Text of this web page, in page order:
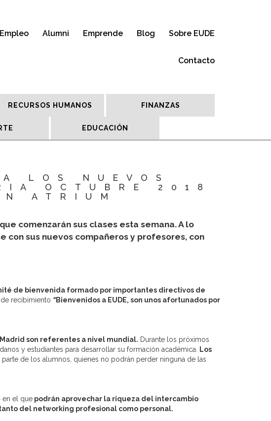
Empleo Alumni Emprende Blog Sobre EUDE
Contacto
RECURSOS HUMANOS FINANZAS
EDUCACIÓN
LOS NUEVOS
OCTUBRE 2018
ATRIUM
comenzarán sus clases esta semana. A lo
sus nuevos compañeros y profesores, con
de bienvenida formado por importantes directivos de
recibimiento “Bienvenidos a EUDE, son unos afortunados por
Madrid son referentes a nivel mundial. Durante los próximos
y estudiantes para desarrollar su formación académica.
Los
de los alumnos, quienes no podrán perder ninguna de las
en el que podrán aprovechar la riqueza del intercambio
del networking profesional como personal.